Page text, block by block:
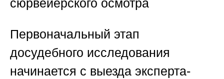
сюрвейерского осмотра
Первоначальный этап
досудебного исследования
начинается с выезда эксперта-